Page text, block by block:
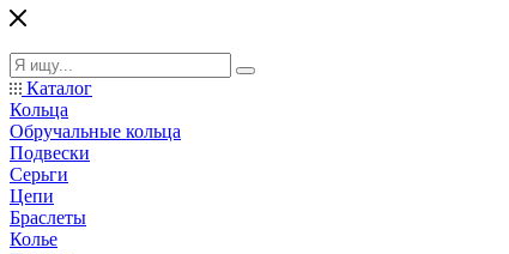
Каталог
Кольца
Обручальные кольца
Подвески
Серьги
Цепи
Браслеты
Колье